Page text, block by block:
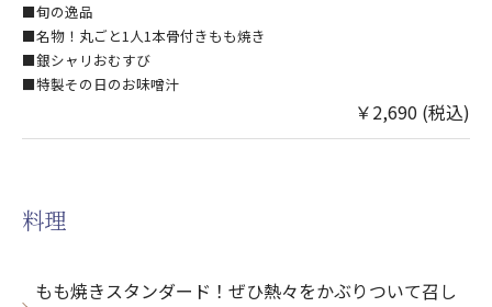
■旬の逸品
■名物！丸ごと1人1本骨付きもも焼き
■銀シャリおむすび
■特製その日のお味噌汁
￥2,690 (税込)
料理
もも焼きスタンダード！ぜひ熱々をかぶりついて召し